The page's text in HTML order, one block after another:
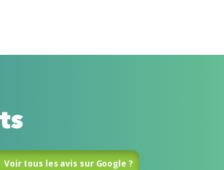
Voir tous les avis sur Google ?